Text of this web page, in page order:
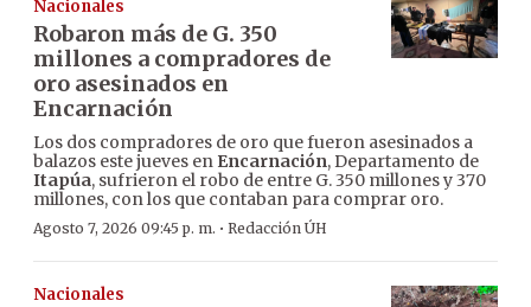
Nacionales
Robaron más de G. 350
millones a compradores de
oro asesinados en
Encarnación
Los dos compradores de oro que fueron asesinados a
balazos este jueves en Encarnación, Departamento de
Itapúa, sufrieron el robo de entre G. 350 millones y 370
millones, con los que contaban para comprar oro.
Agosto 7, 2026 09:45 p. m. · Redacción ÚH
Nacionales